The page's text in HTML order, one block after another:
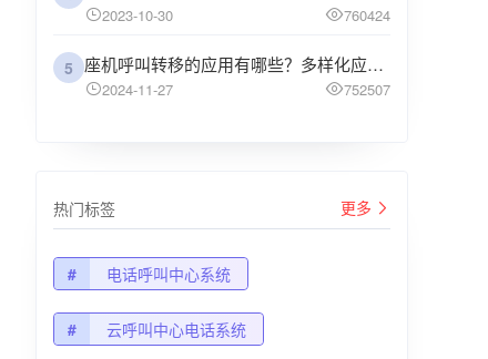
2023-10-30 760424
5 座机呼叫转移的应用有哪些？多样化应用场景解析
2024-11-27 752507
热门标签 更多
# 电话呼叫中心系统
# 云呼叫中心电话系统